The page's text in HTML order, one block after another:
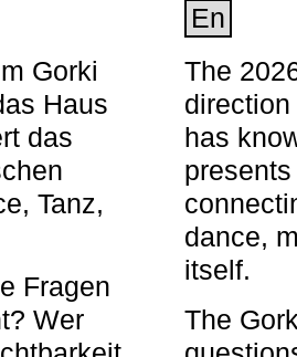
Gorki
Haus
das
Tanz,
Fragen
Wer
En
The
has
dance,
itself.
The